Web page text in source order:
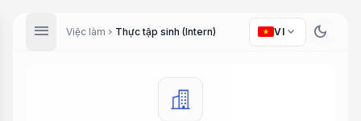
menu Việc làm chevron_right Thực tập sinh (Intern) VI expand_more dark_mode